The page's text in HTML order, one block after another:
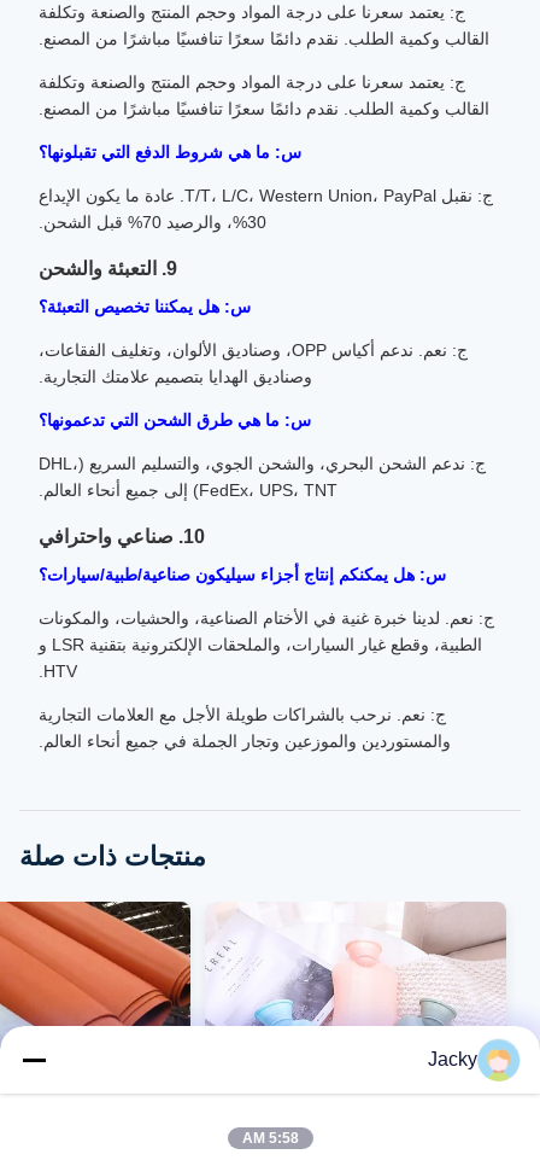
ج: يعتمد سعرنا على درجة المواد وحجم المنتج والصنعة وتكلفة
القالب وكمية الطلب. نقدم دائمًا سعرًا تنافسيًا مباشرًا من المصنع.
ج: يعتمد سعرنا على درجة المواد وحجم المنتج والصنعة وتكلفة
القالب وكمية الطلب. نقدم دائمًا سعرًا تنافسيًا مباشرًا من المصنع.
س: ما هي شروط الدفع التي تقبلونها؟
ج: نقبل T/T، L/C، Western Union، PayPal. عادة ما يكون الإيداع
30%، والرصيد 70% قبل الشحن.
9. التعبئة والشحن
س: هل يمكننا تخصيص التعبئة؟
ج: نعم. ندعم أكياس OPP، وصناديق الألوان، وتغليف الفقاعات،
وصناديق الهدايا بتصميم علامتك التجارية.
س: ما هي طرق الشحن التي تدعمونها؟
ج: ندعم الشحن البحري، والشحن الجوي، والتسليم السريع (DHL،
FedEx، UPS، TNT) إلى جميع أنحاء العالم.
10. صناعي واحترافي
س: هل يمكنكم إنتاج أجزاء سيليكون صناعية/طبية/سيارات؟
ج: نعم. لدينا خبرة غنية في الأختام الصناعية، والحشيات، والمكونات
الطبية، وقطع غيار السيارات، والملحقات الإلكترونية بتقنية LSR و
HTV.
ج: نعم. نرحب بالشراكات طويلة الأجل مع العلامات التجارية
والمستوردين والموزعين وتجار الجملة في جميع أنحاء العالم.
منتجات ذات صلة
Jacky
5:58 AM